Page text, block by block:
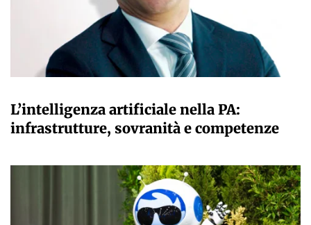
L’intelligenza artificiale nella PA:
infrastrutture, sovranità e competenze